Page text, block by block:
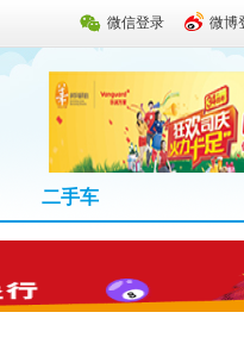
微信登录 微博
二手车